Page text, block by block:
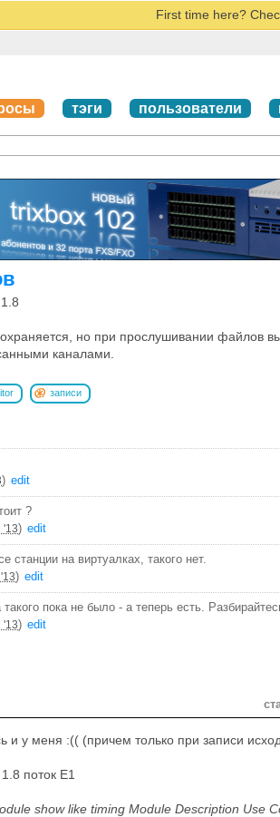
First time here?
тэги пользователи
но при прослушивании файлов
каналами.
записи
) edit
?
'13) edit
станции на виртуалках, такого нет.
) edit
такого пока не было - а теперь есть.
'13) edit
и у меня :(( (причем только при записи
поток E1
show like timing Module Description Use